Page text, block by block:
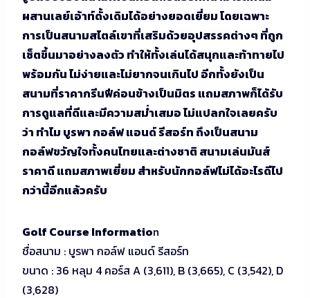
ผสานเลย์เอ้าท์ดั้งเดิมได้อย่างยอดเยี่ยม โดยเฉพาะ
การเป็นสนามสไตล์เขาที่เสริมด้วยอุปสรรคต่างๆ ที่ถูก
เซ็ตขึ้นมาอย่างลงตัว ทำให้ทั้งเล่นได้สนุกและท้าทายไป
พร้อมกัน ไม่ง่ายและไม่ยากจนเกินไป อีกทั้งยังเป็น
สนามที่ราคากรีนฟีค่อนข้างเป็นมิตร แถมสภาพก็ได้รับ
การดูแลที่ดีและมีความสม่ำเสมอ ไม่แปลกใจเลยครับ
ว่า ทำไม บูรพา กอล์ฟ แอนด์ รีสอร์ท ถึงเป็นสนาม
กอล์ฟขวัญใจทั้งคนไทยและต่างชาติ สนามเล่นมันส์
ราคาดี แถมสภาพเยี่ยม สำหรับนักกอล์ฟไม่ได้อะไรดีไป
กว่านี้อีกแล้วครับ
Golf Course Information
ชื่อสนาม : บูรพา กอล์ฟ แอนด์ รีสอร์ท
ขนาด : 36 หลุม 4 คอร์ส A (3,611), B (3,665), C (3,542), D
(3,628)